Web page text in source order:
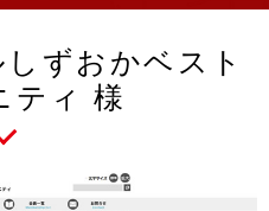
ずおかベスト
ティ 様